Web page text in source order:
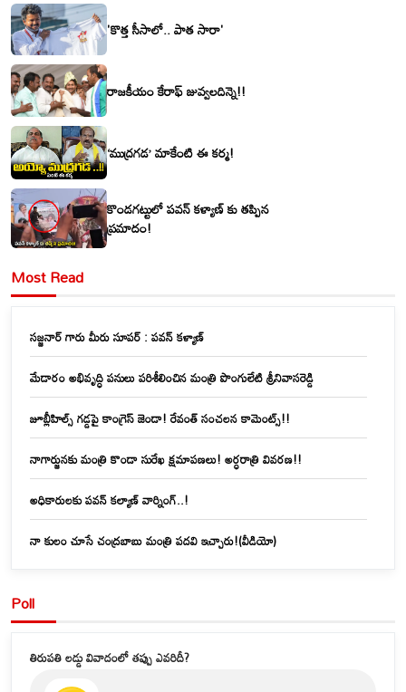
'కొత్త సీసాలో.. పాత సారా'
రాజకీయం కేరాఫ్ జువ్వలదిన్నె!!
‘ముద్రగడ’ మాకేంటి ఈ కర్మ!
కొండగట్టులో పవన్ కళ్యాణ్ కు తప్పిన
ప్రమాదం!
Most Read
సజ్జనార్ గారు మీరు సూపర్ : పవన్ కళ్యాణ్
మేడారం అభివృద్ధి పనులు పరిశీలించిన మంత్రి పొంగులేటి శ్రీనివాసరెడ్డి
జూబ్లీహిల్స్‌ గడ్డపై కాంగ్రెస్ జెండా! రేవంత్ సంచలన కామెంట్స్!!
నాగార్జునకు మంత్రి కొండా సురేఖ క్షమాపణలు! అర్ధరాత్రి వివరణ!!
అధికారులకు పవన్ కల్యాణ్ వార్నింగ్..!
నా కులం చూసే చంద్రబాబు మంత్రి పదవి ఇచ్చారు!(వీడియో)
Poll
తిరుపతి లడ్డు వివాదంలో తప్పు ఎవరిదీ?